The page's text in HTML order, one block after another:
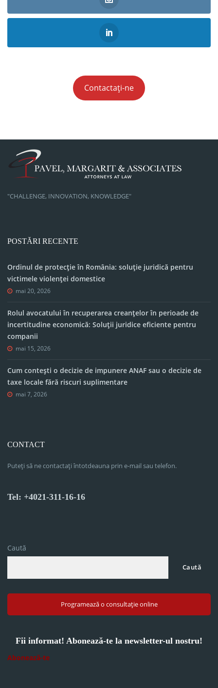
Contactați-ne
"CHALLENGE, INNOVATION, KNOWLEDGE"
POSTĂRI RECENTE
Ordinul de protecție în România: soluție juridică pentru
victimele violenței domestice
mai 20, 2026
Rolul avocatului în recuperarea creanțelor în perioade de
incertitudine economică: Soluții juridice eficiente pentru
companii
mai 15, 2026
Cum contești o decizie de impunere ANAF sau o decizie de
taxe locale fără riscuri suplimentare
mai 7, 2026
CONTACT
Puteți să ne contactați întotdeauna prin e-mail sau telefon.
Tel: +4021-311-16-16
Caută
Caută
Programează o consultație online
Fii informat! Abonează-te la newsletter-ul nostru!
Abonează-te